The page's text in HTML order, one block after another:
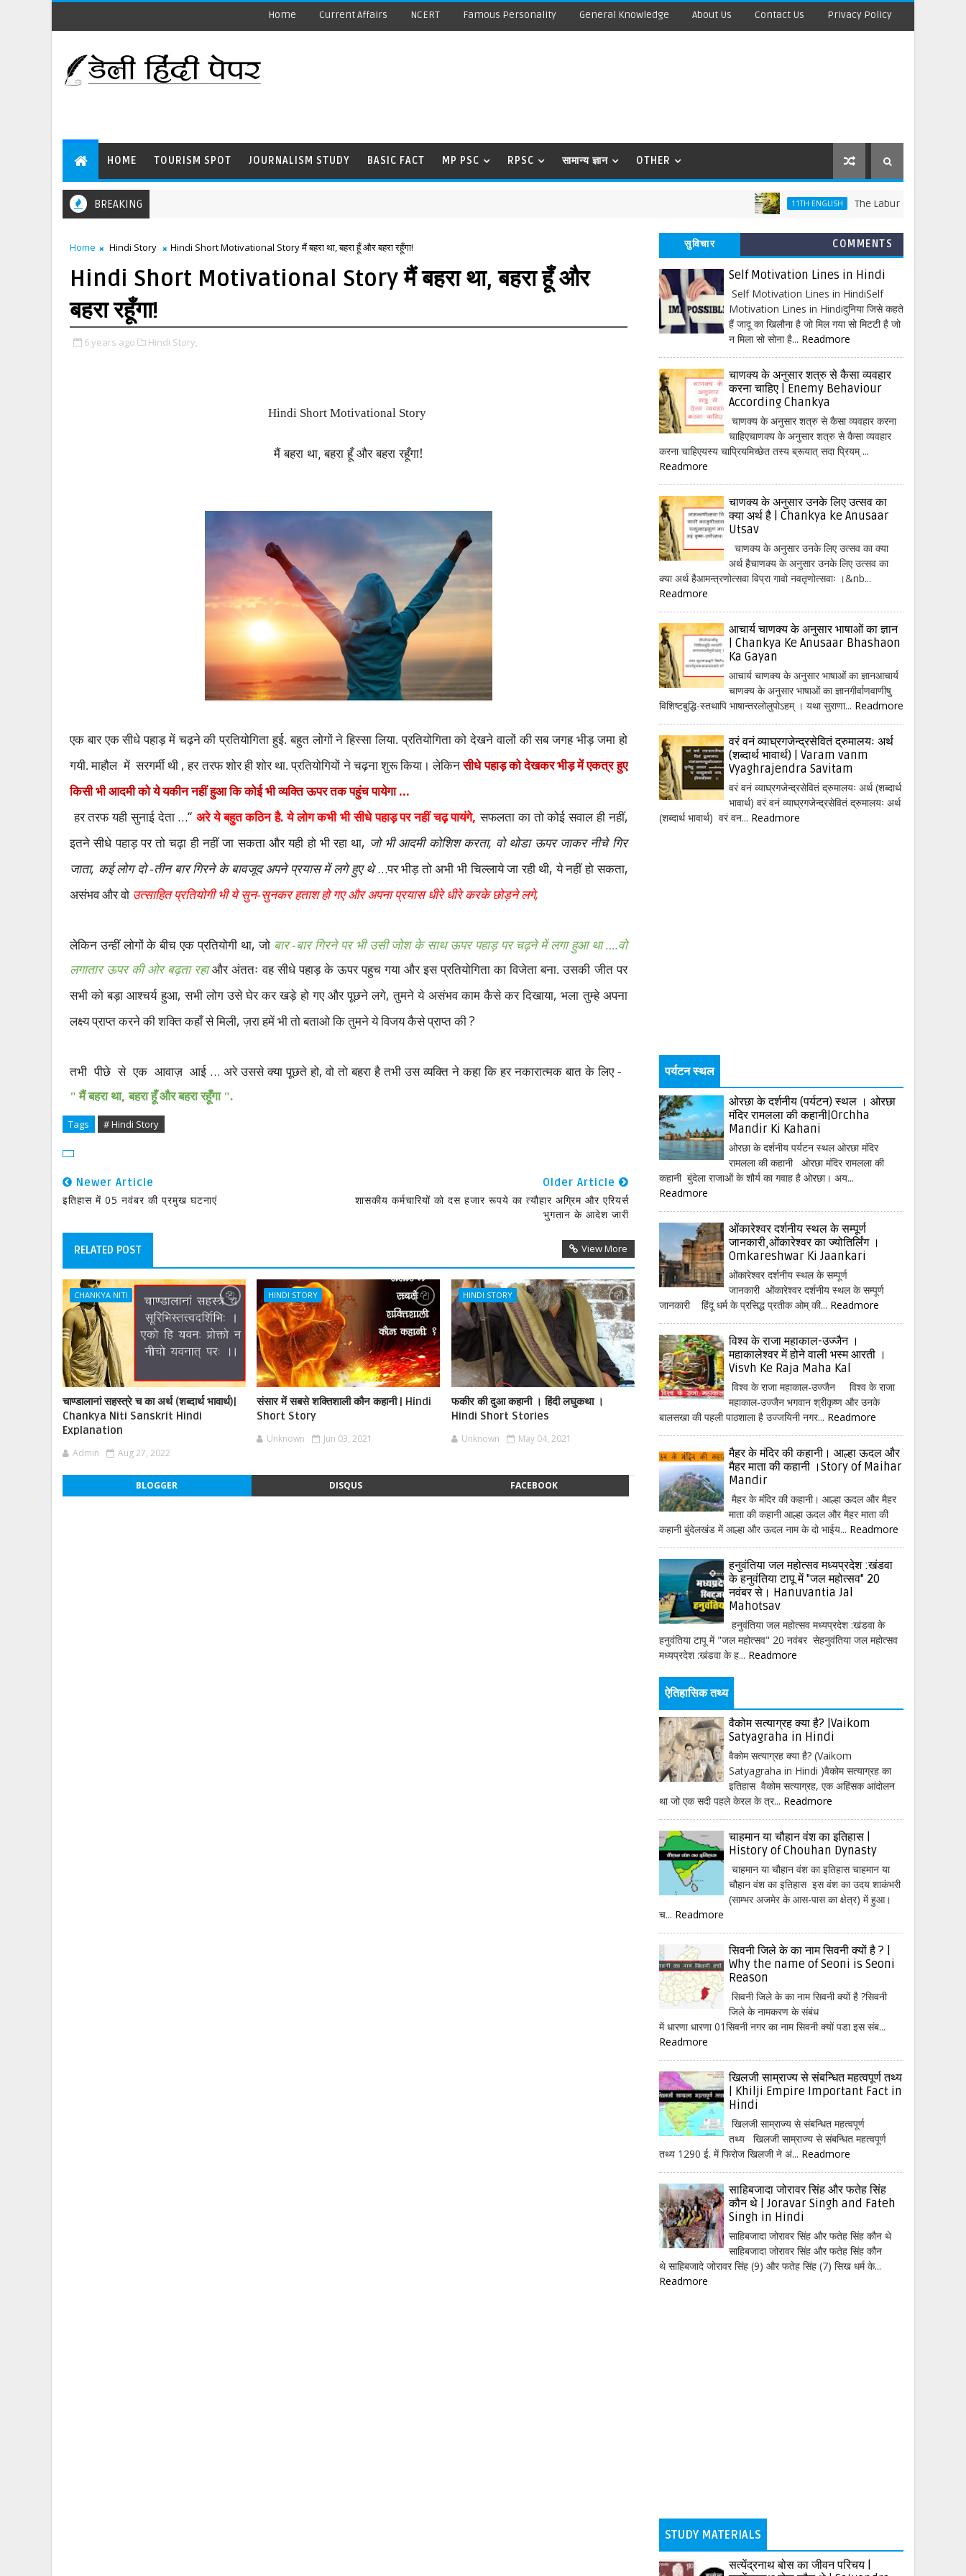
Home Current Affairs NCERT Famous Personality General Knowledge About Us Contact Us Privacy Policy
HOME TOURISM SPOT JOURNALISM STUDY BASIC FACT MP PSC RPSC सामान्य ज्ञान OTHER
BREAKING 11TH ENGLISH The Laburnum Top Words
Home Hindi Story Hindi Short Motivational Story मैं बहरा था, बहरा हूँ और बहरा रहूँगा!
Hindi Short Motivational Story मैं बहरा था, बहरा हूँ और
बहरा रहूँगा!
6 years ago Hindi Story,
Hindi Short Motivational Story
मैं बहरा था,बहरा हूँ और बहरा रहूँगा!
एक बार एक सीधे पहाड़ में चढ़ने की प्रतियोगिता हुई. बहुत लोगों ने हिस्सा लिया. प्रतियोगिता को देखने वालों की सब जगह भीड़ जमा हो
गयी. माहौल में सरगर्मी थी ,हर तरफ शोर ही शोर था. प्रतियोगियों ने चढ़ना शुरू किया। लेकिनसीधे पहाड़ को देखकर भीड़ में एकत्र हुए
किसी भी आदमी को ये यकीन नहीं हुआ कि कोई भी व्यक्ति ऊपर तक पहुंच पायेगा …
हर तरफ यही सुनाई देता …“अरे ये बहुत कठिन है. ये लोग कभी भी सीधे पहाड़ पर नहीं चढ़ पायंगे,सफलता का तो कोई सवाल ही नहीं,
इतने सीधे पहाड़ पर तो चढ़ा ही नहीं जा सकता और यही हो भी रहा था, जो भी आदमी कोशिश करता, वो थोडा ऊपर जाकर नीचे गिर
जाता, कई लोग दो -तीन बार गिरने के बावजूद अपने प्रयास में लगे हुए थे…पर भीड़ तो अभी भी चिल्लाये जा रही थी,ये नहीं हो सकता,
असंभव और वो उत्साहित प्रतियोगी भी ये सुन-सुनकर हताश हो गए और अपना प्रयास धीरे धीरे करके छोड़ने लगे,
लेकिन उन्हीं लोगों के बीच एक प्रतियोगी था,जोबार -बार गिरने पर भी उसी जोश के साथ ऊपर पहाड़ पर चढ़ने में लगा हुआ था….वो
लगातार ऊपर की ओर बढ़ता रहाऔर अंततः वह सीधे पहाड़ के ऊपर पहुच गया और इस प्रतियोगिता का विजेता बना. उसकी जीत पर
सभी को बड़ा आश्चर्य हुआ,सभी लोग उसे घेर कर खड़े हो गए और पूछने लगे,तुमने ये असंभव काम कैसे कर दिखाया,भला तुम्हे अपना
लक्ष्य प्राप्त करने की शक्ति कहाँ से मिली,ज़रा हमें भी तो बताओ कि तुमने ये विजय कैसे प्राप्त की ?
तभी पीछे से एक आवाज़ आई … अरे उससे क्या पूछते हो,वो तो बहरा है तभी उस व्यक्ति ने कहा कि हर नकारात्मक बात के लिए -
" मैं बहरा था,बहरा हूँ और बहरा रहूँगा ".
Tags # Hindi Story
Newer Article
इतिहास में 05 नवंबर की प्रमुख घटनाएं
Older Article
शासकीय कर्मचारियों को दस हजार रूपये का त्यौहार अग्रिम और एरियर्स
भुगतान के आदेश जारी
RELATED POST View More
CHANKYA NITI
चाण्डालानां सहस्त्रे च का अर्थ (शब्दार्थ भावार्थ)|
Chankya Niti Sanskrit Hindi
Explanation
Admin Aug 27, 2022
HINDI STORY
संसार में सबसे शक्तिशाली कौन कहानी | Hindi
Short Story
Unknown Jun 03, 2021
HINDI STORY
फकीर की दुआ कहानी । हिंदी लघुकथा ।
Hindi Short Stories
Unknown May 04, 2021
BLOGGER DISQUS FACEBOOK
सुविचार COMMENTS
Self Motivation Lines in Hindi
Self Motivation Lines in HindiSelf
Motivation Lines in Hindiदुनिया जिसे कहते
हैं जादू का खिलौना है जो मिल गया सो मिटटी है जो
न मिला सो सोना है... Readmore
चाणक्य के अनुसार शत्रु से कैसा व्यवहार
करना चाहिए | Enemy Behaviour
According Chankya
चाणक्य के अनुसार शत्रु से कैसा व्यवहार करना
चाहिएचाणक्य के अनुसार शत्रु से कैसा व्यवहार
करना चाहिएयस्य चाप्रियमिच्छेत तस्य ब्रूयात् सदा प्रियम् ...
Readmore
चाणक्य के अनुसार उनके लिए उत्सव का
क्या अर्थ है | Chankya ke Anusaar
Utsav
चाणक्य के अनुसार उनके लिए उत्सव का क्या
अर्थ हैचाणक्य के अनुसार उनके लिए उत्सव का
क्या अर्थ हैआमन्त्रणोत्सवा विप्रा गावो नवतृणोत्सवाः ।&nb...
Readmore
आचार्य चाणक्य के अनुसार भाषाओं का ज्ञान
| Chankya Ke Anusaar Bhashaon
Ka Gayan
आचार्य चाणक्य के अनुसार भाषाओं का ज्ञानआचार्य
चाणक्य के अनुसार भाषाओं का ज्ञानगीर्वाणवाणीषु
विशिष्टबुद्धि-स्तथापि भाषान्तरलोलुपोऽहम् । यथा सुराणा... Readmore
वरं वनं व्याघ्रगजेन्द्रसेवितं द्रुमालयः अर्थ
(शब्दार्थ भावार्थ) | Varam vanm
Vyaghrajendra Savitam
वरं वनं व्याघ्रगजेन्द्रसेवितं द्रुमालयः अर्थ (शब्दार्थ
भावार्थ) वरं वनं व्याघ्रगजेन्द्रसेवितं द्रुमालयः अर्थ
(शब्दार्थ भावार्थ) वरं वन... Readmore
पर्यटन स्थल
ओरछा के दर्शनीय (पर्यटन) स्थल । ओरछा
मंदिर रामलला की कहानी|Orchha
Mandir Ki Kahani
ओरछा के दर्शनीय पर्यटन स्थल ओरछा मंदिर
रामलला की कहानी ओरछा मंदिर रामलला की
कहानी बुंदेला राजाओं के शौर्य का गवाह है ओरछा। अय...
Readmore
ओंकारेश्वर दर्शनीय स्थल के सम्पूर्ण
जानकारी,ओंकारेश्वर का ज्योतिर्लिंग ।
Omkareshwar Ki Jaankari
ओंकारेश्वर दर्शनीय स्थल के सम्पूर्ण
जानकारी ओंकारेश्वर दर्शनीय स्थल के सम्पूर्ण
जानकारी हिंदू धर्म के प्रसिद्ध प्रतीक ओम् की... Readmore
विश्व के राजा महाकाल-उज्जैन ।
महाकालेश्वर में होने वाली भस्म आरती ।
Visvh Ke Raja Maha Kal
विश्व के राजा महाकाल-उज्जैन विश्व के राजा
महाकाल-उज्जैन भगवान श्रीकृष्ण और उनके
बालसखा की पहली पाठशाला है उज्जयिनी नगर... Readmore
मैहर के मंदिर की कहानी। आल्हा ऊदल और
मैहर माता की कहानी ।Story of Maihar
Mandir
मैहर के मंदिर की कहानी। आल्हा ऊदल और मैहर
माता की कहानी आल्हा ऊदल और मैहर माता की
कहानी बुंदेलखंड में आल्हा और ऊदल नाम के दो भाईय... Readmore
हनुवंतिया जल महोत्सव मध्यप्रदेश :खंडवा
के हनुवंतिया टापू में "जल महोत्सव" 20
नवंबर से। Hanuvantia Jal
Mahotsav
हनुवंतिया जल महोत्सव मध्यप्रदेश :खंडवा के
हनुवंतिया टापू में "जल महोत्सव" 20 नवंबर सेहनुवंतिया जल महोत्सव
मध्यप्रदेश :खंडवा के ह... Readmore
ऐतिहासिक तथ्य
वैकोम सत्याग्रह क्या है? |Vaikom
Satyagraha in Hindi
वैकोम सत्याग्रह क्या है? (Vaikom
Satyagraha in Hindi )वैकोम सत्याग्रह का
इतिहास वैकोम सत्याग्रह, एक अहिंसक आंदोलन
था जो एक सदी पहले केरल के त्र... Readmore
चाहमान या चौहान वंश का इतिहास |
History of Chouhan Dynasty
चाहमान या चौहान वंश का इतिहास चाहमान या
चौहान वंश का इतिहास इस वंश का उदय शाकंभरी
(साम्भर अजमेर के आस-पास का क्षेत्र) में हुआ।
च... Readmore
सिवनी जिले के का नाम सिवनी क्यों है ? |
Why the name of Seoni is Seoni
Reason
सिवनी जिले के का नाम सिवनी क्यों है ?सिवनी
जिले के नामकरण के संबंध
में धारणा धारणा 01सिवनी नगर का नाम सिवनी क्यों पडा इस संब...
Readmore
खिलजी साम्राज्य से संबन्धित महत्वपूर्ण तथ्य
| Khilji Empire Important Fact in
Hindi
खिलजी साम्राज्य से संबन्धित महत्वपूर्ण
तथ्य खिलजी साम्राज्य से संबन्धित महत्वपूर्ण
तथ्य 1290 ई. में फिरोज खिलजी ने अं... Readmore
साहिबजादा जोरावर सिंह और फतेह सिंह
कौन थे | Joravar Singh and Fateh
Singh in Hindi
साहिबजादा जोरावर सिंह और फतेह सिंह कौन थे
साहिबजादा जोरावर सिंह और फतेह सिंह कौन
थे साहिबजादे जोरावर सिंह (9) और फतेह सिंह (7) सिख धर्म के...
Readmore
STUDY MATERIALS
सत्येंद्रनाथ बोस का जीवन परिचय |